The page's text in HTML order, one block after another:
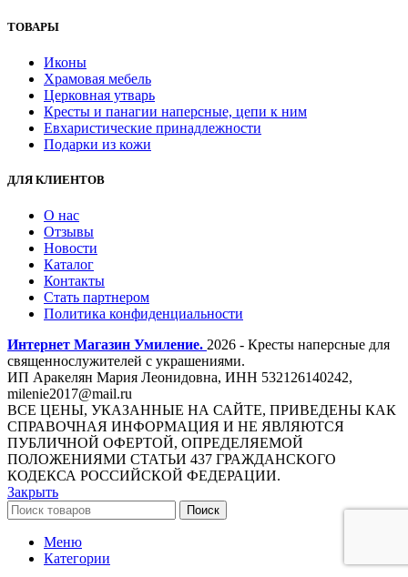
ТОВАРЫ
Иконы
Храмовая мебель
Церковная утварь
Кресты и панагии наперсные, цепи к ним
Евхаристические принадлежности
Подарки из кожи
ДЛЯ КЛИЕНТОВ
О нас
Отзывы
Новости
Каталог
Контакты
Стать партнером
Политика конфиденциальности
Интернет Магазин Умиление. 2026 - Кресты наперсные для
священнослужителей с украшениями.
ИП Аракелян Мария Леонидовна, ИНН 532126140242,
milenie2017@mail.ru
ВСЕ ЦЕНЫ, УКАЗАННЫЕ НА САЙТЕ, ПРИВЕДЕНЫ КАК
СПРАВОЧНАЯ ИНФОРМАЦИЯ И НЕ ЯВЛЯЮТСЯ
ПУБЛИЧНОЙ ОФЕРТОЙ, ОПРЕДЕЛЯЕМОЙ
ПОЛОЖЕНИЯМИ СТАТЬИ 437 ГРАЖДАНСКОГО
КОДЕКСА РОССИЙСКОЙ ФЕДЕРАЦИИ.
Закрыть
Поиск
Меню
Категории